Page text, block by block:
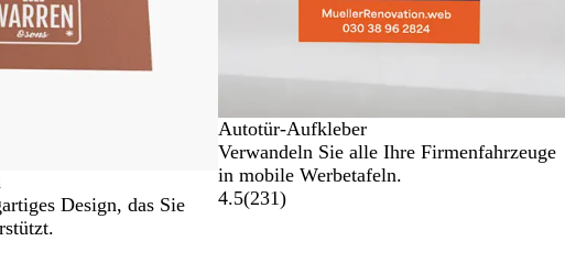
Design, das Sie
Autotür-Aufkleber
Verwandeln Sie alle Ihre Firmenfahrzeuge
in mobile Werbetafeln.
4.5(231)